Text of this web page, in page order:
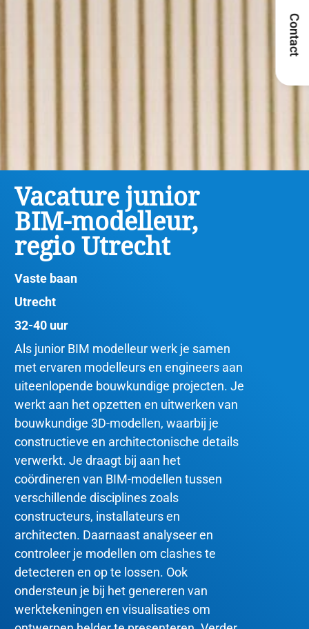
Vacature junior
BIM-modelleur,
regio Utrecht
Vaste baan
Utrecht
32-40 uur
Als junior BIM modelleur werk je samen
met ervaren modelleurs en engineers aan
uiteenlopende bouwkundige projecten. Je
werkt aan het opzetten en uitwerken van
bouwkundige 3D-modellen, waarbij je
constructieve en architectonische details
verwerkt. Je draagt bij aan het
coördineren van BIM-modellen tussen
verschillende disciplines zoals
constructeurs, installateurs en
architecten. Daarnaast analyseer en
controleer je modellen om clashes te
detecteren en op te lossen. Ook
ondersteun je bij het genereren van
werktekeningen en visualisaties om
Contact